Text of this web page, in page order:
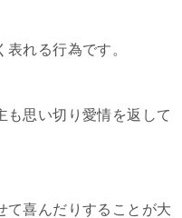
れる行為です。
も思い切り愛情を返して
て喜んだりすることが大